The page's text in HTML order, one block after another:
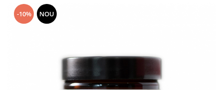
FRUCTE LA CONSERVĂ
OȚETURI ȘI SOSURI
BĂUTURI / LAPTE VEGETAL
-10% NOU